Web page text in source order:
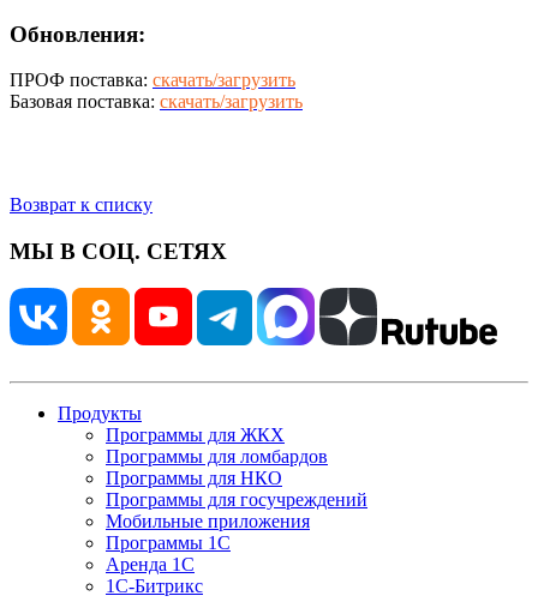
Обновления:
ПРОФ поставка: скачать/загрузить
Базовая поставка: скачать/загрузить
Возврат к списку
МЫ В СОЦ. СЕТЯХ
Продукты
Программы для ЖКХ
Программы для ломбардов
Программы для НКО
Программы для госучреждений
Мобильные приложения
Программы 1С
Аренда 1С
1С-Битрикс